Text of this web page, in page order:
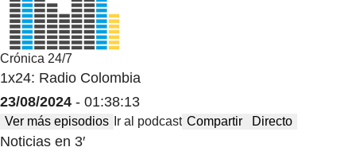
Crónica 24/7
1x24: Radio Colombia
23/08/2024 - 01:38:13
Ver más episodios Ir al podcast Compartir Directo
Noticias en 3′